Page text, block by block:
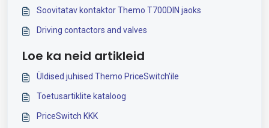
Soovitatav kontaktor Themo T700DIN jaoks
Driving contactors and valves
Loe ka neid artikleid
Üldised juhised Themo PriceSwitch'ile
Toetusartiklite kataloog
PriceSwitch KKK